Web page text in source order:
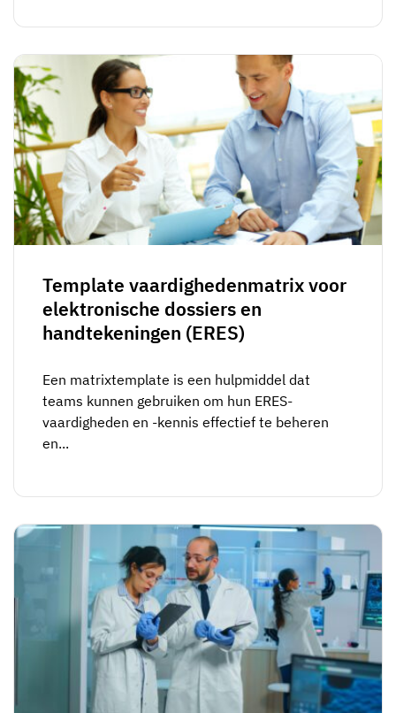
Template vaardighedenmatrix voor
elektronische dossiers en
handtekeningen (ERES)
Een matrixtemplate is een hulpmiddel dat
teams kunnen gebruiken om hun ERES-
vaardigheden en -kennis effectief te beheren
en...